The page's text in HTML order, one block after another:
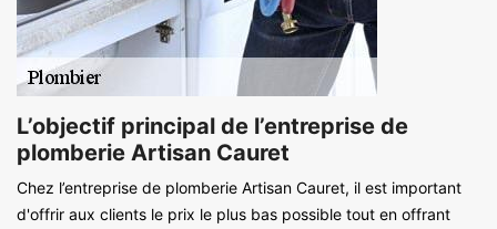
L’objectif principal de l’entreprise de
plomberie Artisan Cauret
Chez l’entreprise de plomberie Artisan Cauret, il est important
d'offrir aux clients le prix le plus bas possible tout en offrant